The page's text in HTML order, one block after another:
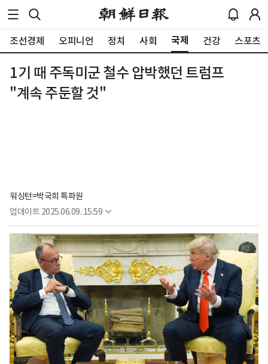
조선경제 오피니언 정치 사회 국제 건강 스포츠
1기 때 주독미군 철수 압박했던 트럼프
"계속 주둔할 것"
워싱턴=박국희 특파원
업데이트 2025.06.09. 15:59